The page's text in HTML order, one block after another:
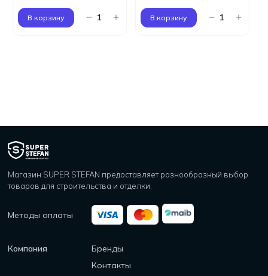
В корзину В корзину
Магазин SUPER STEFAN предоставляет разнообразный выбор
товаров для строительства и отделки.
Методы оплаты
Компания
Бренды
Контакты